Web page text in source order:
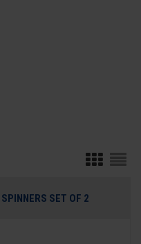
SPINNERS SET OF 2